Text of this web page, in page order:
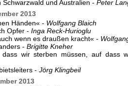
und Australien - Peter
2013
Händen« - Wolfgang Blaich
Opfer - Inga Reck-Hurioglu
wenn es draußen kracht« -
- Brigitte Kneher
dass wir ster­­ben müssen, auf dass
- Jörg Klingbeil
2013